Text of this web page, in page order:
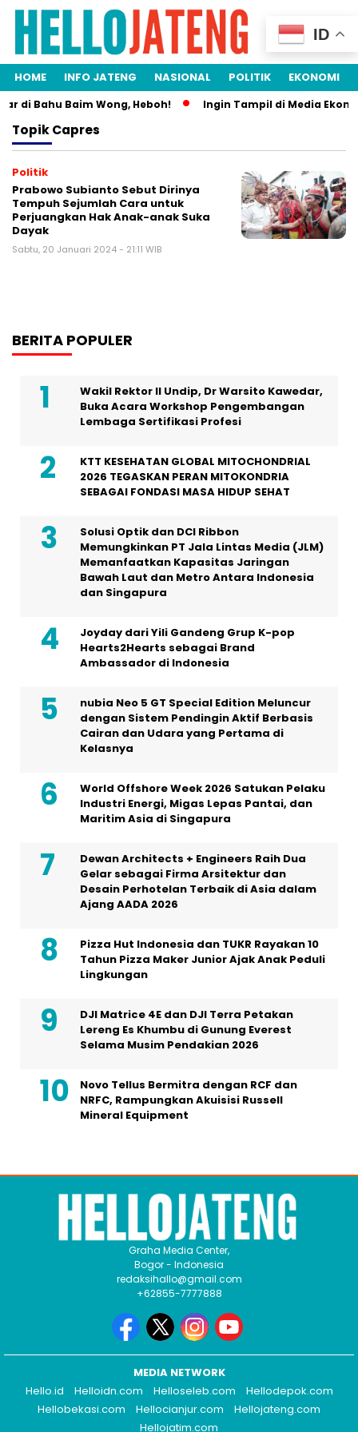
HOME INFO JATENG NASIONAL POLITIK EKONOMI
di Bahu Baim Wong, Heboh! Ingin Tampil di Media
TopikCapres
Politik
Prabowo Subianto Sebut Dirinya
Tempuh Sejumlah Cara untuk
Perjuangkan Hak Anak-anak Suka
Dayak
Sabtu, 20 Januari 2024 - 21:11 WIB
BERITA POPULER
Wakil Rektor II Undip, Dr Warsito Kawedar,
Buka Acara Workshop Pengembangan
Lembaga Sertifikasi Profesi
KTT KESEHATAN GLOBAL MITOCHONDRIAL
2026 TEGASKAN PERAN MITOKONDRIA
SEBAGAI FONDASI MASA HIDUP SEHAT
Solusi Optik dan DCI Ribbon
Memungkinkan PT Jala Lintas Media (JLM)
Memanfaatkan Kapasitas Jaringan
Bawah Laut dan Metro Antara Indonesia
dan Singapura
Joyday dari Yili Gandeng Grup K-pop
Hearts2Hearts sebagai Brand
Ambassador di Indonesia
nubia Neo 5 GT Special Edition Meluncur
dengan Sistem Pendingin Aktif Berbasis
Cairan dan Udara yang Pertama di
Kelasnya
World Offshore Week 2026 Satukan Pelaku
Industri Energi, Migas Lepas Pantai, dan
Maritim Asia di Singapura
Dewan Architects + Engineers Raih Dua
Gelar sebagai Firma Arsitektur dan
Desain Perhotelan Terbaik di Asia dalam
Ajang AADA 2026
Pizza Hut Indonesia dan TUKR Rayakan 10
Tahun Pizza Maker Junior Ajak Anak Peduli
Lingkungan
DJI Matrice 4E dan DJI Terra Petakan
Lereng Es Khumbu di Gunung Everest
Selama Musim Pendakian 2026
Novo Tellus Bermitra dengan RCF dan
NRFC, Rampungkan Akuisisi Russell
Mineral Equipment
ID
Graha Media Center,
Bogor - Indonesia
redaksihallo@gmail.com
+62855-7777888
MEDIA NETWORK
Hello.id
Helloidn.com Helloseleb.com
Hellodepok.com
Hellobekasi.com
Hellocianjur.com
Hellojateng.com
Hellojatim.com